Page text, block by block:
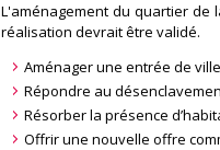
L'aménagement du quartier de
réalisation devrait être validé.
Aménager une entrée de
Répondre au
Résorber la présence
Offrir une nouvelle offre